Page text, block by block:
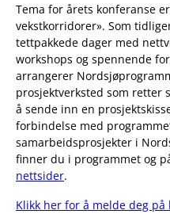
Tema for årets konferanse
vekstkorridorer». Som
tettpakkede dager med
workshops og spennende
arrangerer
prosjektverksted som retter
å sende inn en
forbindelse med
samarbeidsprosjekter i
finner du i programmet og
nettsider.
Klikk her for å melde deg på